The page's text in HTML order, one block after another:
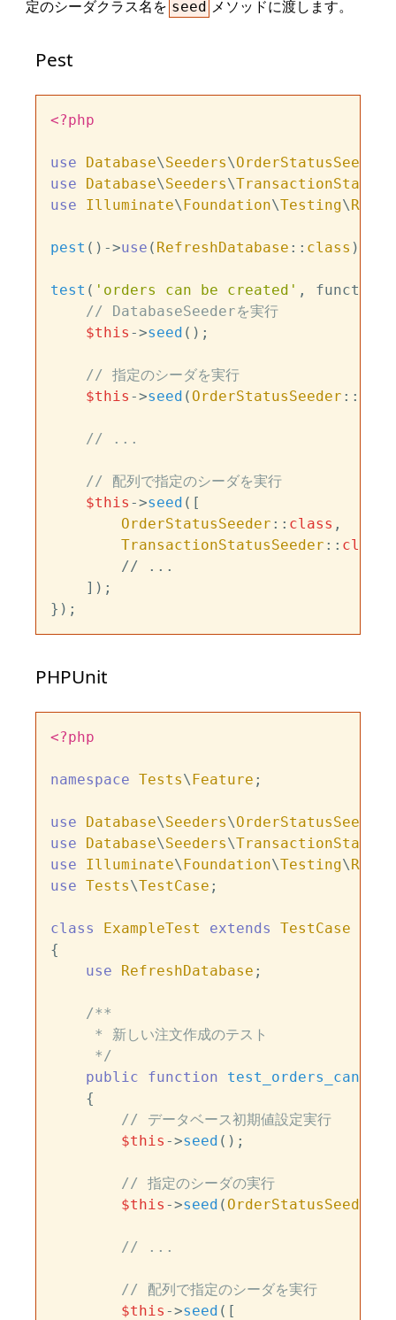
定のシーダクラス名を seed メソッドに渡します。
Pest
<?php
use Database\Seeders\OrderStatusSeeder
use
Database\Seeders\
use
Illuminate\Foundation\Testing\
pest ()->use ( RefreshDatabase :: class );
test ( 'orders can be created' ,
// DatabaseSeederを実行
$this ->seed ();
// 指定のシーダを実行
$this ->seed ( OrderStatusSeeder ::
// ...
// 配列で指定のシーダを実行
$this ->seed ([
OrderStatusSeeder :: class ,
TransactionStatusSeeder :: class
        // ...
    ]);
PHPUnit
<?php
namespace Tests\Feature ;
use Database\Seeders\OrderStatusSeeder
use
Database\Seeders\
use
Illuminate\Foundation\Testing\
use Tests\TestCase ;
class ExampleTest extends
TestCase
{
use
RefreshDatabase ;
/**
     * 新しい注文作成のテスト
     */
public
function
{
// データベース初期値設定実行
$this ->seed ();
// 指定のシーダの実行
$this ->seed ( OrderStatusSeeder
// ...
// 配列で指定のシーダを実行
$this ->seed ([